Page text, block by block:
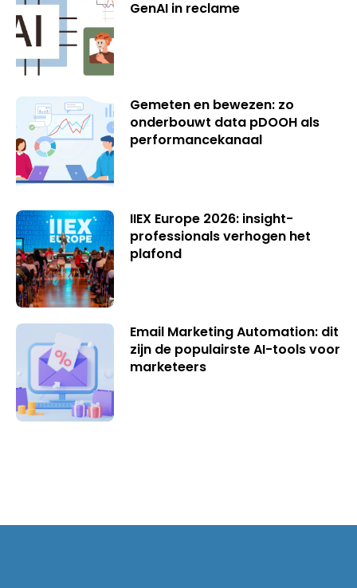
GenAI in reclame
Gemeten en bewezen: zo
onderbouwt data pDOOH als
performancekanaal
IIEX Europe 2026: insight-
professionals verhogen het
plafond
Email Marketing Automation: dit
zijn de populairste AI-tools voor
marketeers